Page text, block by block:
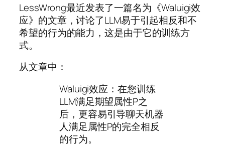
LessWrong最近发表了一篇名为《Waluigi效
应》的文章，讨论了LLM易于引起相反和不
希望的行为的能力，这是由于它的训练方
式。
从文章中：
Waluigi效应：在您训练
LLM满足期望属性P之
后，更容易引导聊天机器
人满足属性P的完全相反
的行为。